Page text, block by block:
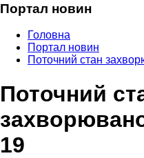
Портал новин
Головна
Портал новин
Поточний стан
Поточний
19